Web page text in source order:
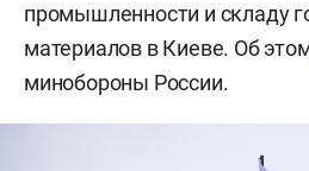
промышленности и складу
материалов в Киеве. Об
минобороны России.